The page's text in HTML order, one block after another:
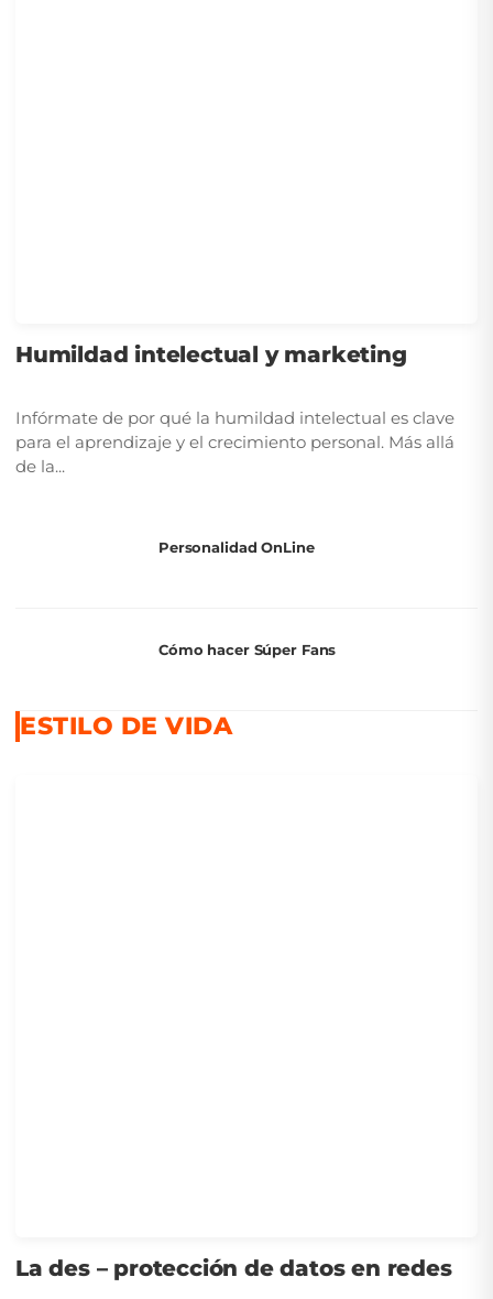
Humildad intelectual y marketing
Infórmate de por qué la humildad intelectual es clave
para el aprendizaje y el crecimiento personal. Más allá
de la...
Personalidad OnLine
Cómo hacer Súper Fans
ESTILO DE VIDA
La des – protección de datos en redes